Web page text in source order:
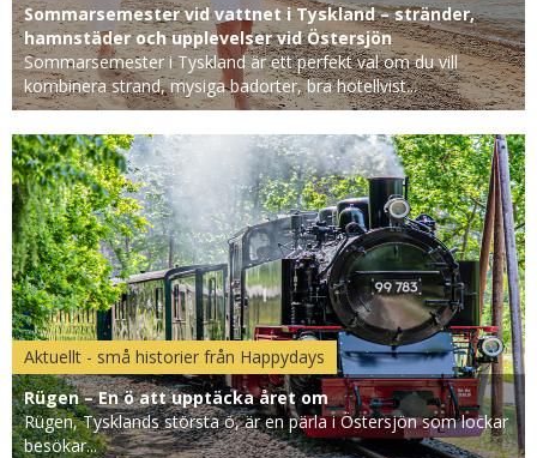
Sommarsemester vid vattnet i Tyskland – stränder,
hamnstäder och upplevelser vid Östersjön
Sommarsemester i Tyskland är ett perfekt val om du vill
kombinera strand, mysiga badorter, bra hotellvist...
Aktuellt - små historier från Happydays
Rügen – En ö att upptäcka året om
Rügen, Tysklands största ö, är en pärla i Östersjön som lockar
besökar...